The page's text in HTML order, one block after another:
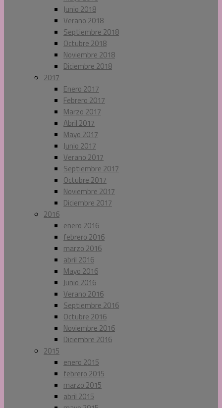
Junio 2018
Verano 2018
Septiembre 2018
Octubre 2018
Noviembre 2018
Diciembre 2018
2017
Enero 2017
Febrero 2017
Marzo 2017
Abril 2017
Mayo 2017
Junio 2017
Verano 2017
Septiembre 2017
Octubre 2017
Noviembre 2017
Diciembre 2017
2016
enero 2016
febrero 2016
marzo 2016
abril 2016
Mayo 2016
Junio 2016
Verano 2016
Septiembre 2016
Octubre 2016
Noviembre 2016
Diciembre 2016
2015
enero 2015
febrero 2015
marzo 2015
abril 2015